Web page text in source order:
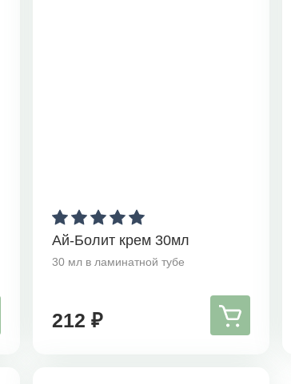
Ай-Болит крем 30мл
30 мл в ламинатной тубе
212 ₽